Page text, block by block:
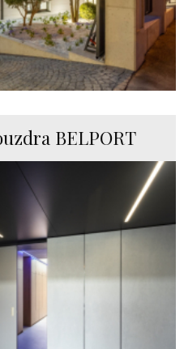
BELPORT